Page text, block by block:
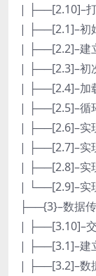
| ├──[2.10]–
| ├──[2.1]–初
| ├──[2.2]–建
| ├──[2.3]–初
| ├──[2.4]–加
| ├──[2.5]–循
| ├──[2.6]–实
| ├──[2.7]–实
| ├──[2.8]–实
| └──[2.9]–实
├──{3}–数据
| ├──[3.10]–
| ├──[3.1]–建
| ├──[3.2]–数